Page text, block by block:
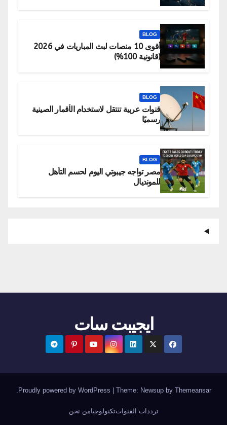
BLOG
أقوى 10 منصات لبث المباريات في 2026
(قانونية 100%)
BLOG
قنوات عربية تنتقل لاستخدام الأقمار الصينية
رسميًا
BLOG
مصر تواجه جيبوتي اليوم لحسم التأهل
للمونديال
ايجيبت سات
Proudly powered by WordPress Theme: Newsupby Themeansar
.
ترددات القنواتتكنولوجيامن نحن